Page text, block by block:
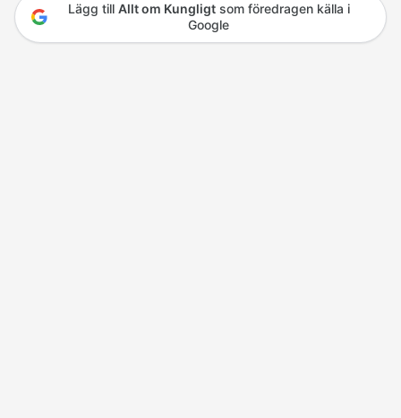
Lägg till Allt om Kungligtsom föredragen källa i
Google